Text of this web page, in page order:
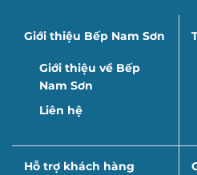
Giới thiệu Bếp Nam Sơn
Giới thiệu về Bếp
Nam Sơn
Liên hệ
Hỗ trợ khách hàng